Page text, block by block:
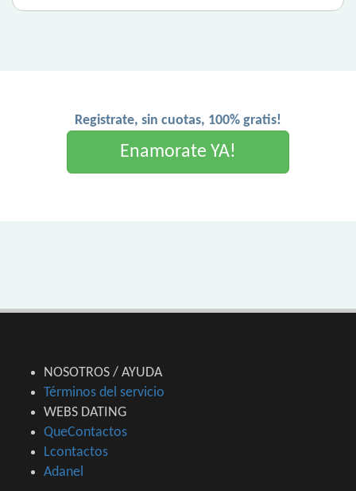
Registrate, sin cuotas, 100% gratis!
Enamorate YA!
NOSOTROS / AYUDA
Términos del servicio
WEBS DATING
QueContactos
Lcontactos
Adanel